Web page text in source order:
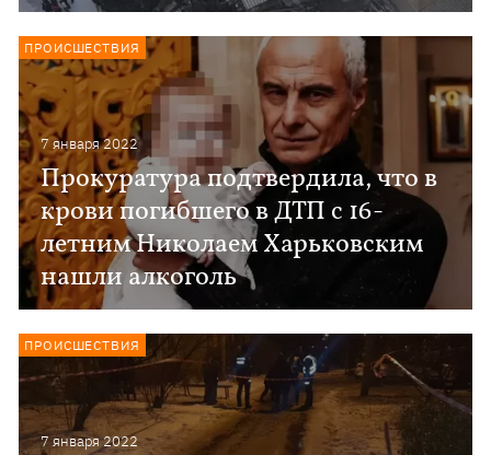
7 января 2022
Прокуратура подтвердила, что в
крови погибшего в ДТП с 16-
летним Николаем Харьковским
нашли алкоголь
ПРОИСШЕСТВИЯ
7 января 2022
ПРОИСШЕСТВИЯ